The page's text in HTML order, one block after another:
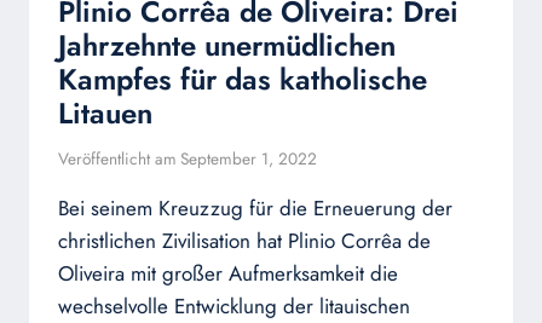
Plinio Corrêa de Oliveira: Drei
Jahrzehnte unermüdlichen
Kampfes für das katholische
Litauen
Veröffentlicht am September 1, 2022
Bei seinem Kreuzzug für die Erneuerung der
christlichen Zivilisation hat Plinio Corrêa de
Oliveira mit großer Aufmerksamkeit die
wechselvolle Entwicklung der litauischen